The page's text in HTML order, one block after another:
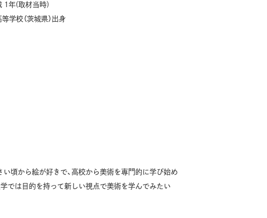
1年(取材当時)
学校（茨城県）出身
頃から絵が好きで、高校から美術を専門的に学び始め
では目的を持って新しい視点で美術を学んでみたい